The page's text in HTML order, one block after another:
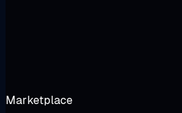
Marketplace